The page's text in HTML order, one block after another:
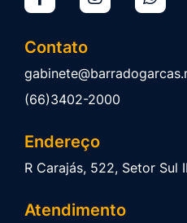
Contato
(66)3402-2000
Endereço
R Carajás, 522, Setor Sul
Atendimento